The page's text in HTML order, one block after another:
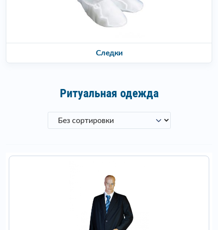
Следки
Ритуальная одежда